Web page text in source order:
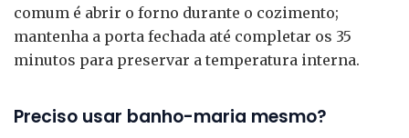
comum é abrir o forno durante o cozimento;
mantenha a porta fechada até completar os 35
minutos para preservar a temperatura interna.
Preciso usar banho-maria mesmo?